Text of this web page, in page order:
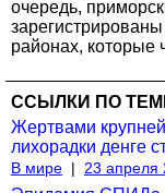
очередь,
районах, которые
ССЫЛКИ ПО
Жертвами
лихорадки денге
В мире | 23 апреля